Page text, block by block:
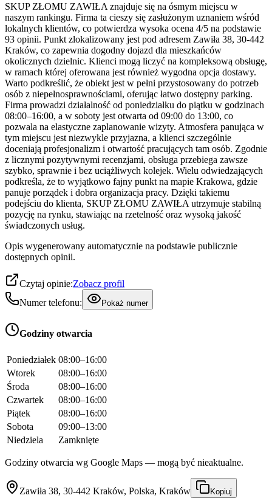
SKUP ZŁOMU ZAWIŁA znajduje się na ósmym miejscu w
naszym rankingu. Firma ta cieszy się zasłużonym uznaniem wśród
lokalnych klientów, co potwierdza wysoka ocena 4/5 na podstawie
93 opinii. Punkt zlokalizowany jest pod adresem Zawiła 38, 30-442
Kraków, co zapewnia dogodny dojazd dla mieszkańców
okolicznych dzielnic. Klienci mogą liczyć na kompleksową obsługę,
w ramach której oferowana jest również wygodna opcja dostawy.
Warto podkreślić, że obiekt jest w pełni przystosowany do potrzeb
osób z niepełnosprawnościami, oferując łatwo dostępny parking.
Firma prowadzi działalność od poniedziałku do piątku w godzinach
08:00–16:00, a w soboty jest otwarta od 09:00 do 13:00, co
pozwala na elastyczne zaplanowanie wizyty. Atmosfera panująca w
tym miejscu jest niezwykle przyjazna, a klienci szczególnie
doceniają profesjonalizm i otwartość pracujących tam osób. Zgodnie
z licznymi pozytywnymi recenzjami, obsługa przebiega zawsze
szybko, sprawnie i bez uciążliwych kolejek. Wielu odwiedzających
podkreśla, że to wyjątkowo fajny punkt na mapie Krakowa, gdzie
panuje porządek i dobra organizacja pracy. Dzięki takiemu
podejściu do klienta, SKUP ZŁOMU ZAWIŁA utrzymuje stabilną
pozycję na rynku, stawiając na rzetelność oraz wysoką jakość
świadczonych usług.
Opis wygenerowany automatycznie na podstawie publicznie
dostępnych opinii.
Czytaj opinie:Zobacz profil
Numer telefonu:
Pokaż numer
Godziny otwarcia
Poniedziałek 08:00–16:00
Wtorek
08:00–16:00
Środa
08:00–16:00
Czwartek
08:00–16:00
Piątek
08:00–16:00
Sobota
09:00–13:00
Niedziela
Zamknięte
Godziny otwarcia wg Google Maps — mogą być nieaktualne.
Zawiła 38, 30-442 Kraków, Polska, Kraków Kopiuj